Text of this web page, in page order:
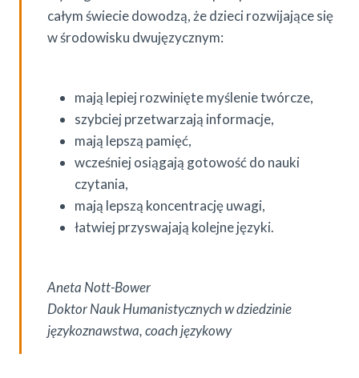
całym świecie dowodzą, że dzieci rozwijające się
w środowisku dwujęzycznym:
mają lepiej rozwinięte myślenie twórcze,
szybciej przetwarzają informacje,
mają lepszą pamięć,
wcześniej osiągają gotowość do nauki
czytania,
mają lepszą koncentrację uwagi,
łatwiej przyswajają kolejne języki.
Aneta Nott-Bower
Doktor Nauk Humanistycznych w dziedzinie
językoznawstwa, coach językowy